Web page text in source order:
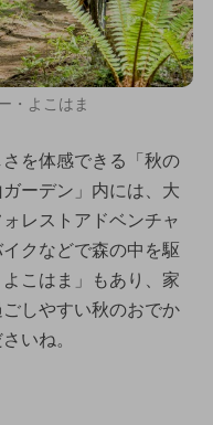
・よこはま
を体感できる「秋の
ーデン」内には、大
レストアドベンチャ
クなどで森の中を駆
こはま」もあり、家
しやすい秋のおでか
いね。